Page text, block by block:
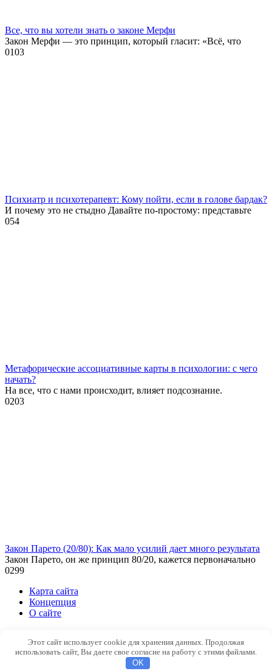
Все, что вы хотели знать о законе Мерфи
Закон Мерфи — это принцип, который гласит: «Всё, что
0103
Психиатр и психотерапевт: Кому пойти, если в голове бардак?
И почему это не стыдно Давайте по-простому: представьте
054
Метафорические ассоциативные карты в психологии: с чего
начать?
На все, что с нами происходит, влияет подсознание.
0203
Закон Парето (20/80): Как мало усилий дает много результата
Закон Парето, он же принцип 80/20, кажется первоначально
0299
Карта сайта
Концепция
О сайте
Этот сайт использует cookie для хранения данных. Продолжая
использовать сайт, Вы даете свое согласие на работу с этими файлами.
OK